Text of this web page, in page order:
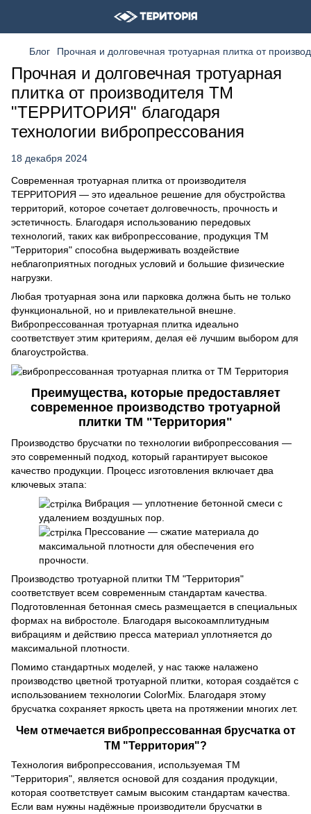
Блог Прочная и долговечная тротуарная плитка от
Прочная и долговечная тротуарная
плитка от производителя ТМ
"ТЕРРИТОРИЯ" благодаря
технологии вибропрессования
18 декабря 2024
Современная тротуарная плитка от производителя
ТЕРРИТОРИЯ — это идеальное решение для обустройства
территорий, которое сочетает долговечность, прочность и
эстетичность. Благодаря использованию передовых
технологий, таких как вибропрессование, продукция ТМ
"Территория" способна выдерживать воздействие
неблагоприятных погодных условий и большие физические
нагрузки.
Любая тротуарная зона или парковка должна быть не только
функциональной, но и привлекательной внешне.
Вибропрессованная тротуарная плитка идеально
соответствует этим критериям, делая её лучшим выбором для
благоустройства.
Преимущества, которые предоставляет
современное производство тротуарной
плитки ТМ "Территория"
Производство брусчатки по технологии вибропрессования —
это современный подход, который гарантирует высокое
качество продукции. Процесс изготовления включает два
ключевых этапа:
Вибрация — уплотнение бетонной смеси с
удалением воздушных пор.
Прессование — сжатие материала до
максимальной плотности для обеспечения его
прочности.
Производство тротуарной плитки ТМ "Территория"
соответствует всем современным стандартам качества.
Подготовленная бетонная смесь размещается в специальных
формах на вибростоле. Благодаря высокоамплитудным
вибрациям и действию пресса материал уплотняется до
максимальной плотности.
Помимо стандартных моделей, у нас также налажено
производство цветной тротуарной плитки, которая создаётся с
использованием технологии ColorMix. Благодаря этому
брусчатка сохраняет яркость цвета на протяжении многих лет.
Чем отмечается вибропрессованная брусчатка от
ТМ "Территория"?
Технология вибропрессования, используемая ТМ
"Территория", является основой для создания продукции,
которая соответствует самым высоким стандартам качества.
Если вам нужны надёжные производители брусчатки в